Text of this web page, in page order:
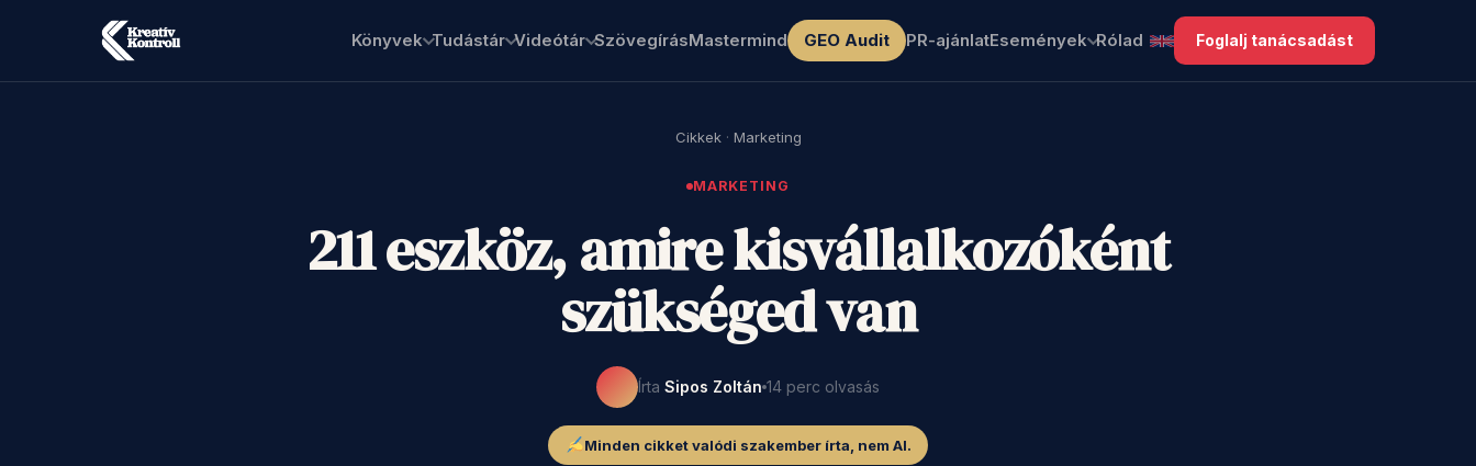
Könyvek Tudástár Videótár SzövegírásMastermind GEO Audit PR-ajánlatEsemények Rólad Foglalj tanácsadást
Cikkek · Marketing
MARKETING
211 eszköz, amire kisvállalkozóként
szükséged van
Írta Sipos Zoltán 14 perc olvasás
Minden cikket valódi szakember írta, nem AI.